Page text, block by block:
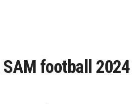
SAM football 2024